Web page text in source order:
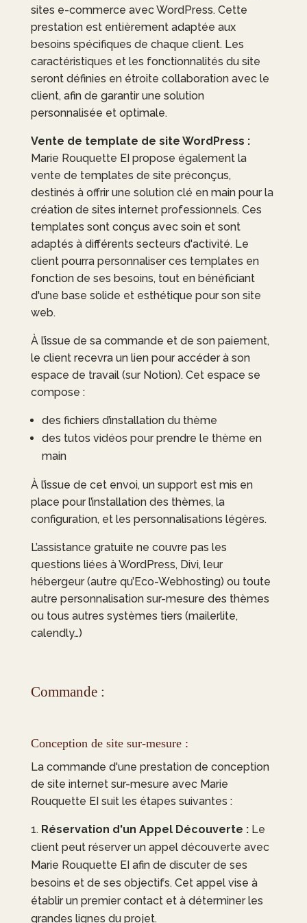
sites e-commerce avec WordPress. Cette
prestation est entièrement adaptée aux
besoins spécifiques de chaque client. Les
caractéristiques et les fonctionnalités du site
seront définies en étroite collaboration avec le
client, afin de garantir une solution
personnalisée et optimale.
Vente de template de site WordPress :
Marie Rouquette EIpropose également la
vente de templates de site préconçus,
destinés à offrir une solution clé en main pour la
création de sites internet professionnels. Ces
templates sont conçus avec soin et sont
adaptés à différents secteurs d'activité. Le
client pourra personnaliser ces templates en
fonction de ses besoins, tout en bénéficiant
d'une base solide et esthétique pour son site
web.
À l’issue de sa commande et de son paiement,
le client recevra un lien pour accéder à son
espace de travail (sur Notion). Cet espace se
compose :
des fichiers d’installation du thème
des tutos vidéos pour prendre le thème en
main
À l’issue de cet envoi, un support est mis en
place pour l’installation des thèmes, la
configuration, et les personnalisations légères.
L’assistance gratuite ne couvre pas les
questions liées à WordPress, Divi, leur
hébergeur (autre qu’Eco-Webhosting) ou toute
autre personnalisation sur-mesure des thèmes
ou tous autres systèmes tiers (mailerlite,
calendly…)
Commande :
Conception de site sur-mesure :
La commande d'une prestation de conception
de site internet sur-mesure avec Marie
Rouquette EIsuit les étapes suivantes :
Réservation d'un Appel Découverte :Le
client peut réserver un appel découverte avec
Marie Rouquette EIafin de discuter de ses
besoins et de ses objectifs. Cet appel vise à
établir un premier contact et à déterminer les
grandes lignes du projet.